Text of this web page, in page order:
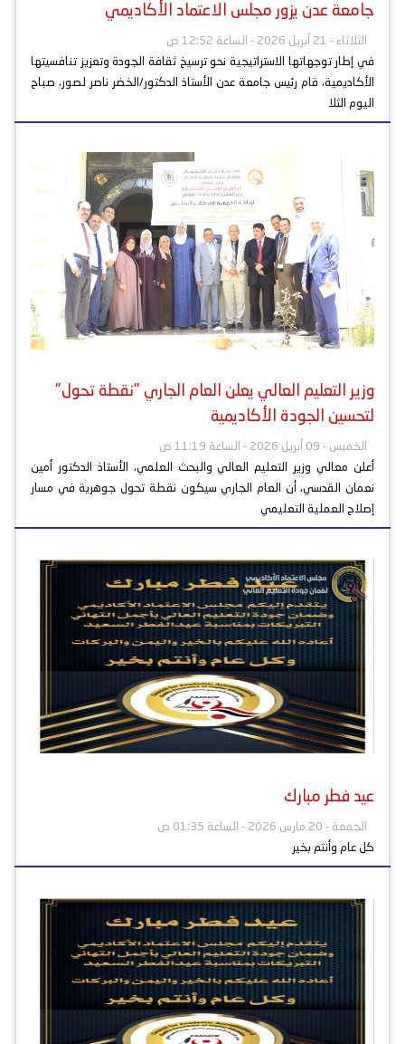
جامعة عدن يزور مجلس الاعتماد الأكاديمي
الثلاثاء - 21 أبريل 2026 - الساعة 12:52 ص
في إطار توجهاتها الاستراتيجية نحو ترسيخ ثقافة الجودة وتعزيز تنافسيتها
الأكاديمية، قام رئيس جامعة عدن الأستاذ الدكتور/الخضر ناصر لصور، صباح
اليوم الثلا
وزير التعليم العالي يعلن العام الجاري "نقطة تحول"
لتحسين الجودة الأكاديمية
الخميس - 09 أبريل 2026 - الساعة 11:19 ص
أعلن معالي وزير التعليم العالي والبحث العلمي، الأستاذ الدكتور أمين
نعمان القدسي، أن العام الجاري سيكون نقطة تحول جوهرية في مسار
إصلاح العملية التعليمي
عيد فطر مبارك
الجمعة - 20 مارس 2026 - الساعة 01:35 ص
كل عام وأنتم بخير